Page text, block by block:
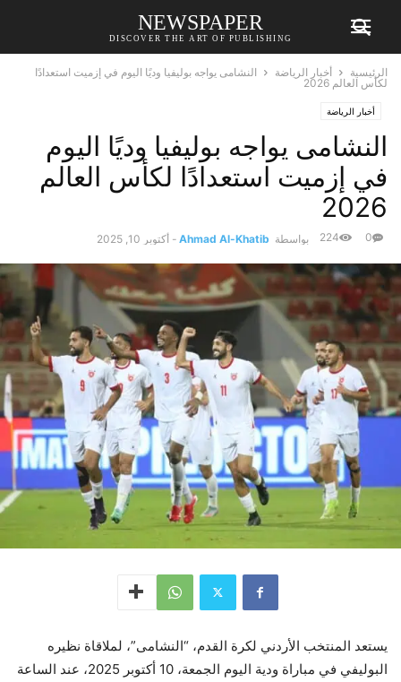
NEWSPAPER
DISCOVER THE ART OF PUBLISHING
الرئيسية أخبار الرياضة
النشامى يواجه بوليفيا وديًا اليوم في إزميت استعدادًا
لكأس العالم 2026
أخبار الرياضة
النشامى يواجه بوليفيا وديًا اليوم
في إزميت استعدادًا لكأس العالم
2026
بواسطة Ahmad Al-Khatib
- أكتوبر 10, 2025 0
224
يستعد المنتخب الأردني لكرة القدم، “النشامى”، لملاقاة نظيره
البوليفي في مباراة ودية اليوم الجمعة، 10 أكتوبر 2025، عند الساعة